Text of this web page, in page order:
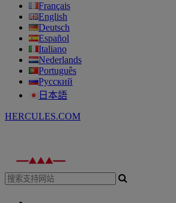
Français
English
Deutsch
Español
Italiano
Nederlands
Português
Русский
日本語
HERCULES.COM